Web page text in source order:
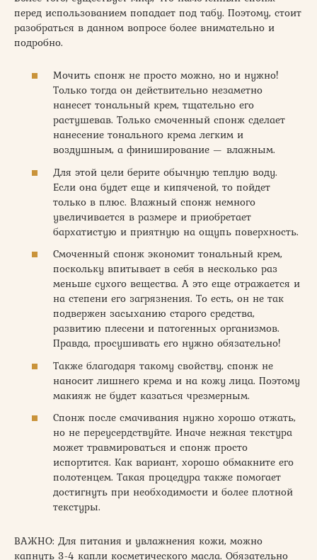
перед использованием попадает под табу. Поэтому, стоит
разобраться в данном вопросе более внимательно и
подробно.
Мочить спонж не просто можно, но и нужно!
Только тогда он действительно незаметно
нанесет тональный крем, тщательно его
растушевав. Только смоченный спонж сделает
нанесение тонального крема легким и
воздушным, а финиширование — влажным.
Для этой цели берите обычную теплую воду.
Если она будет еще и кипяченой, то пойдет
только в плюс. Влажный спонж немного
увеличивается в размере и приобретает
бархатистую и приятную на ощупь поверхность.
Смоченный спонж экономит тональный крем,
поскольку впитывает в себя в несколько раз
меньше сухого вещества. А это еще отражается и
на степени его загрязнения. То есть, он не так
подвержен засыханию старого средства,
развитию плесени и патогенных организмов.
Правда, просушивать его нужно обязательно!
Также благодаря такому свойству, спонж не
наносит лишнего крема и на кожу лица. Поэтому
макияж не будет казаться чрезмерным.
Спонж после смачивания нужно хорошо отжать,
но не переусердствуйте. Иначе нежная текстура
может травмироваться и спонж просто
испортится. Как вариант, хорошо обмакните его
полотенцем. Такая процедура также помогает
достигнуть при необходимости и более плотной
текстуры.
ВАЖНО: Для питания и увлажнения кожи, можно
капнуть 3-4 капли косметического масла. Обязательно